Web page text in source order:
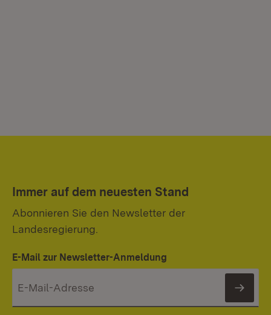
Immer auf dem neuesten Stand
Abonnieren Sie den Newsletter der
Landesregierung.
E-Mail zur Newsletter-Anmeldung